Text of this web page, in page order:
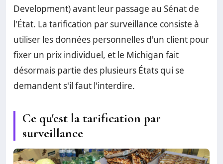
Development) avant leur passage au Sénat de
l'État. La tarification par surveillance consiste à
utiliser les données personnelles d'un client pour
fixer un prix individuel, et le Michigan fait
désormais partie des plusieurs États qui se
demandent s'il faut l'interdire.
Ce qu'est la tarification par
surveillance